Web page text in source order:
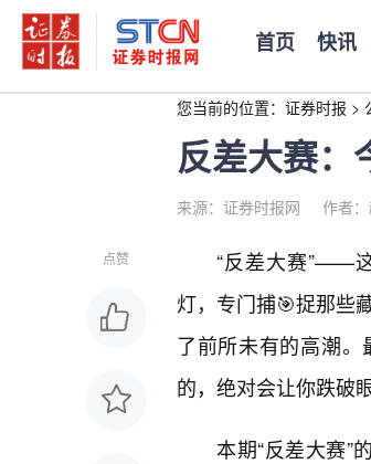
首页 快讯
您当前的位置： 证券时报 >
反差大赛：
来源：证券时报网 作者
点赞
“反差大赛”——
灯，专门捕🎯捉那些
了前所未有的高潮
的，绝对会让你跌破眼
本期“反差大赛”